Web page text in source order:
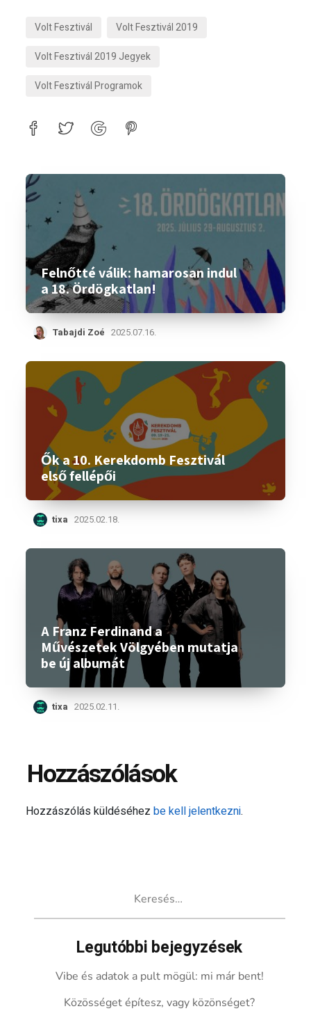
Volt Fesztivál
Volt Fesztivál 2019
Volt Fesztivál 2019 Jegyek
Volt Fesztivál Programok
Felnőtté válik: hamarosan indul
a 18. Ördögkatlan!
Tabajdi Zoé 2025.07.16.
Ők a 10. Kerekdomb Fesztivál
első fellépői
tixa 2025.02.18.
A Franz Ferdinand a
Művészetek Völgyében mutatja
be új albumát
tixa 2025.02.11.
Hozzászólások
Hozzászólás küldéséhezbe kell jelentkezni.
Legutóbbi bejegyzések
Vibe és adatok a pult mögül: mi már bent!
Közösséget építesz, vagy közönséget?